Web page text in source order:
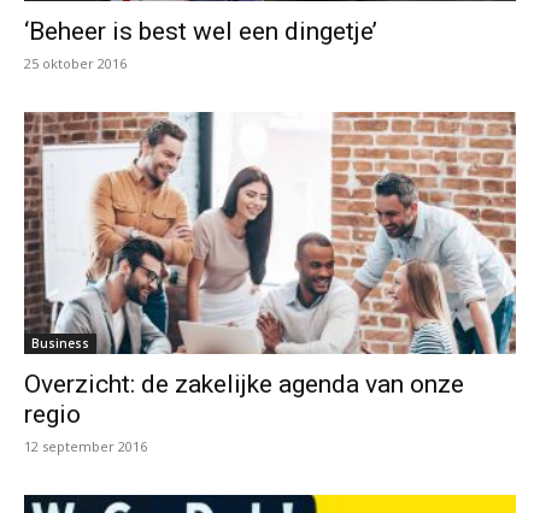
‘Beheer is best wel een dingetje’
25 oktober 2016
Business
Overzicht: de zakelijke agenda van onze
regio
12 september 2016